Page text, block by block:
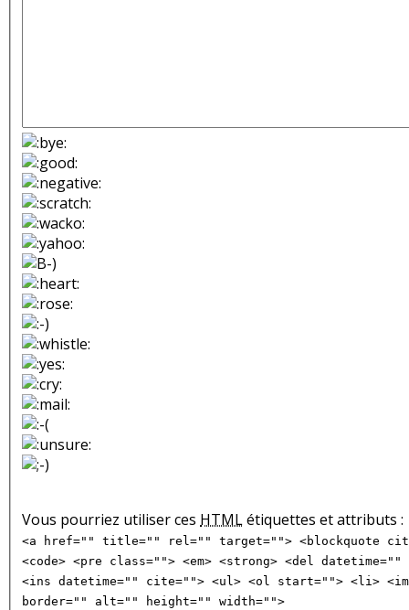
Vous pourriez utiliser ces HTMLétiquettes et attributs :
<a href="" title="" rel="" target=""> <blockquote
<code> <pre class=""> <em> <strong> <del
<ins datetime="" cite=""> <ul> <ol start=""> <li>
border="" alt="" height="" width="">